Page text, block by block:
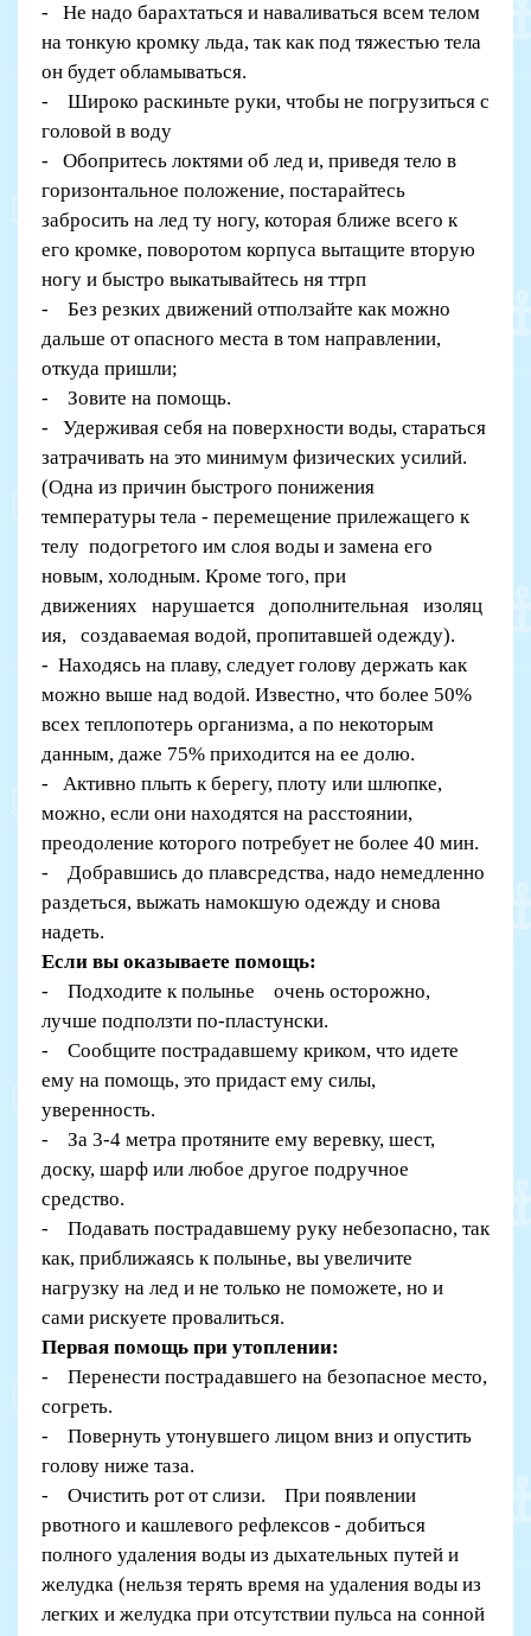
- Не надо барахтаться и наваливаться всем телом
на тонкую кромку льда, так как под тяжестью тела
он будет обламываться.
- Широко раскиньте руки, чтобы не погрузиться с
головой в воду
- Обопритесь локтями об лед и, приведя тело в
горизонтальное положение, постарайтесь
забросить на лед ту ногу, которая ближе всего к
его кромке, поворотом корпуса вытащите вторую
ногу и быстро выкатывайтесь ня ттрп
- Без резких движений отползайте как можно
дальше от опасного места в том направлении,
откуда пришли;
- Зовите на помощь.
- Удерживая себя на поверхности воды, стараться
затрачивать на это минимум физических усилий.
(Одна из причин быстрого понижения
температуры тела - перемещение прилежащего к
телу подогретого им слоя воды и замена его
новым, холодным. Кроме того, при
движениях нарушается дополнительная изоляц
ия, создаваемая водой, пропитавшей одежду).
- Находясь на плаву, следует голову держать как
можно выше над водой. Известно, что более 50%
всех теплопотерь организма, а по некоторым
данным, даже 75% приходится на ее долю.
- Активно плыть к берегу, плоту или шлюпке,
можно, если они находятся на расстоянии,
преодоление которого потребует не более 40 мин.
- Добравшись до плавсредства, надо немедленно
раздеться, выжать намокшую одежду и снова
надеть.
Если вы оказываете помощь:
- Подходите к полынье очень осторожно,
лучше подползти по-пластунски.
- Сообщите пострадавшему криком, что идете
ему на помощь, это придаст ему силы,
уверенность.
- За 3-4 метра протяните ему веревку, шест,
доску, шарф или любое другое подручное
средство.
- Подавать пострадавшему руку небезопасно, так
как, приближаясь к полынье, вы увеличите
нагрузку на лед и не только не поможете, но и
сами рискуете провалиться.
Первая помощь при утоплении:
- Перенести пострадавшего на безопасное место,
согреть.
- Повернуть утонувшего лицом вниз и опустить
голову ниже таза.
- Очистить рот от слизи. При появлении
рвотного и кашлевого рефлексов - добиться
полного удаления воды из дыхательных путей и
желудка (нельзя терять время на удаления воды из
легких и желудка при отсутствии пульса на сонной